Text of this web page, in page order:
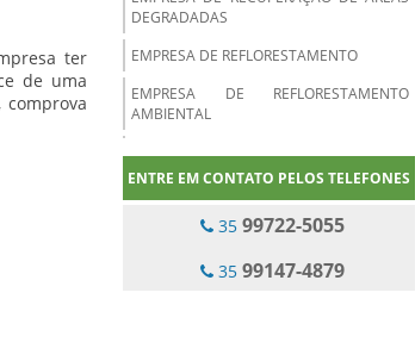
ter
de uma
DEGRADADAS
EMPRESA DE REFLORESTAMENTO
EMPRESA DE REFLORESTAMENTO
AMBIENTAL
EMPRESA ESPECIALIZADA EM PLANTIO
DE EUCALIPTO
CONDOMINIOS
ENTRE EM CONTATO PELOS TELEFONES
35 99722-5055
35 99147-4879